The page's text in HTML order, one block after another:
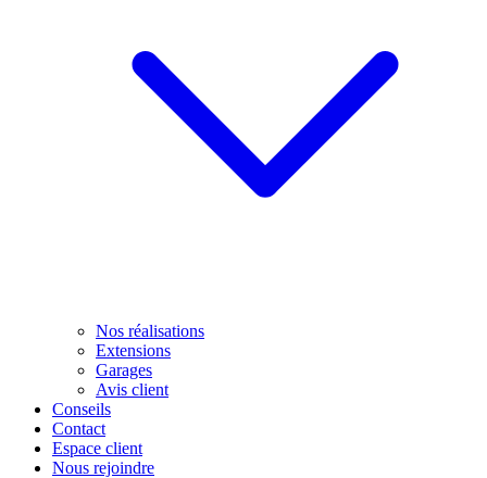
Nos réalisations
Extensions
Garages
Avis client
Conseils
Contact
Espace client
Nous rejoindre